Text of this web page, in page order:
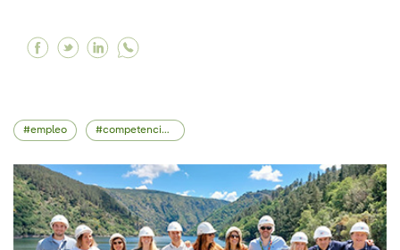
Facebook Iberdrola lanza su Programa
Twitter Iberdrola lanza su Programa
Linkedin Iberdrola lanza su Programa
empleo competencias profesionales